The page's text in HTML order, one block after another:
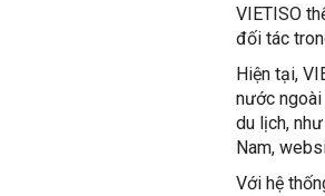
VIETISO
đối tác
Hiện tại,
nước
du lịch,
Nam,
Với hệ